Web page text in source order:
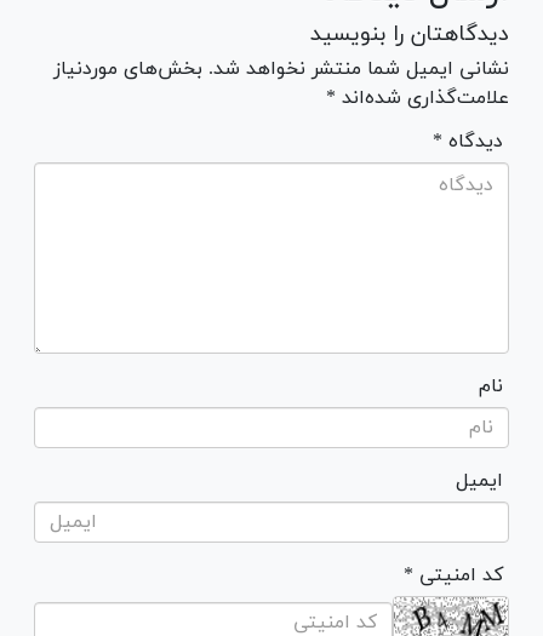
دیدگاهتان را بنویسید
نشانی ایمیل شما منتشر نخواهد شد. بخش‌های موردنیاز
علامت‌گذاری شده‌اند *
* دیدگاه
نام
ایمیل
* کد امنیتی